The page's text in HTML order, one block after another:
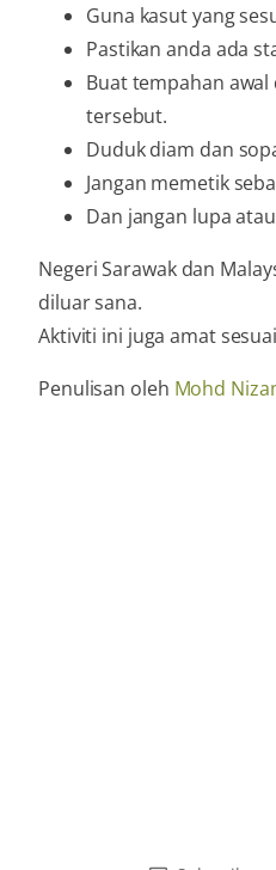
Guna kasut yang
Pastikan anda ada
Buat tempahan awal
tersebut.
Duduk diam dan
Jangan memetik
Dan jangan lupa
Negeri Sarawak dan
diluar sana.
Aktiviti ini juga amat
Penulisan oleh Mohd